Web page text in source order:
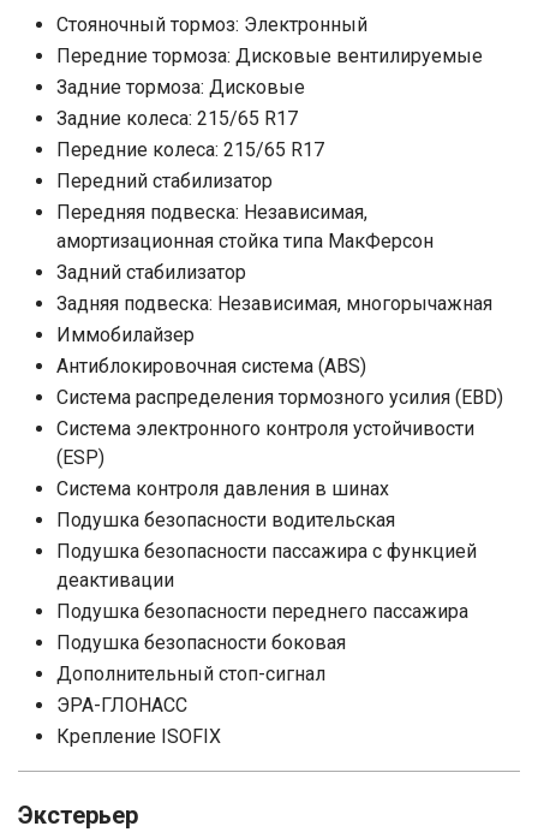
Стояночный тормоз: Электронный
Передние тормоза: Дисковые вентилируемые
Задние тормоза: Дисковые
Задние колеса: 215/65 R17
Передние колеса: 215/65 R17
Передний стабилизатор
Передняя подвеска: Независимая,
амортизационная стойка типа МакФерсон
Задний стабилизатор
Задняя подвеска: Независимая, многорычажная
Иммобилайзер
Антиблокировочная система (ABS)
Система распределения тормозного усилия (EBD)
Система электронного контроля устойчивости
(ESP)
Система контроля давления в шинах
Подушка безопасности водительская
Подушка безопасности пассажира с функцией
деактивации
Подушка безопасности переднего пассажира
Подушка безопасности боковая
Дополнительный стоп-сигнал
ЭРА-ГЛОНАСС
Крепление ISOFIX
Экстерьер